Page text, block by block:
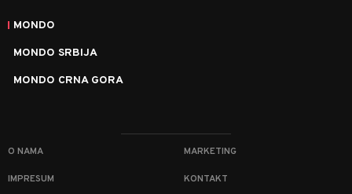
MONDO
MONDO SRBIJA
MONDO CRNA GORA
O NAMA MARKETING
IMPRESUM KONTAKT